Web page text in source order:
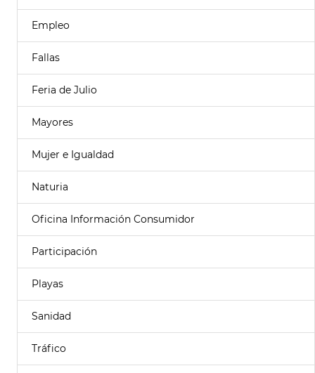
Empleo
Fallas
Feria de Julio
Mayores
Mujer e Igualdad
Naturia
Oficina Información Consumidor
Participación
Playas
Sanidad
Tráfico